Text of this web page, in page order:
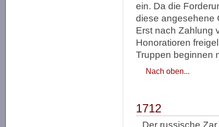
ein. Da die
diese angesehene
Erst nach Zahlung
Honoratioren
Truppen beginnen
Nach oben...
1712
Der russische